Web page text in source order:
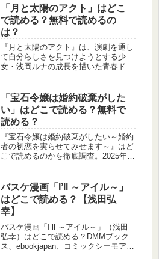
めるか、あらすじ、登場人物、見どこ
ろまで詳しく紹介します。
「月と太陽のアクト」はどこ
で読める？無料で読めるの
は？
『月と太陽のアクト』は、演劇を通し
て自分らしさを見つけようとする少
女・浅岡ルナの成長を描いた青春ドラ
ライブ（BookLive）限定で全6話完結
として配信中。他の大手電子書籍サイ
ト（DMMブックス、ebookjapan、コ
ミックシーモアなど）では未配信のた
め、読むならブックライブが唯一の選
択肢です。作品の魅力や配信状況を詳
しく解説します。
「宝石令嬢は婚約破棄がした
い」はどこで読める？無料で
読める？
『宝石令嬢は婚約破棄がしたい～婚約
者の初恋を実らせてみせます～』はど
こで読めるのかを徹底調査。2025年8
の詳細や試し読み情報を紹介し、
DMMブックス・ebookjapan・コミッ
クシーモアなど他主要ストアでの配信
有無も解説。さらに違法rawサイトの
危険性や法的リスクにも触れ、安全に
楽しむための正規ルートを案内しま
す。
バスケ漫画「I’ll ～アイル～」
はどこで読める？【浅田弘
幸】
バスケ漫画「I’ll ～アイル～」（浅田
弘幸）はどこで読める？DMMブック
ス、ebookjapan、コミックシーモア、